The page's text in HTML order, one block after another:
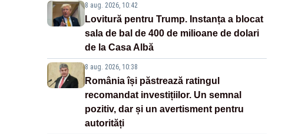
8 aug. 2026, 10:42
Lovitură pentru Trump. Instanța a blocat
sala de bal de 400 de milioane de dolari
de la Casa Albă
8 aug. 2026, 10:38
România își păstrează ratingul
recomandat investițiilor. Un semnal
pozitiv, dar și un avertisment pentru
autorități